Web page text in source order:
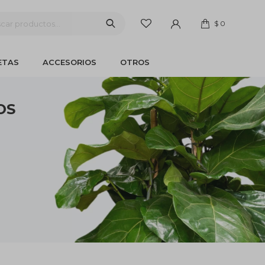
ACCESORIOS OTROS
$ 0